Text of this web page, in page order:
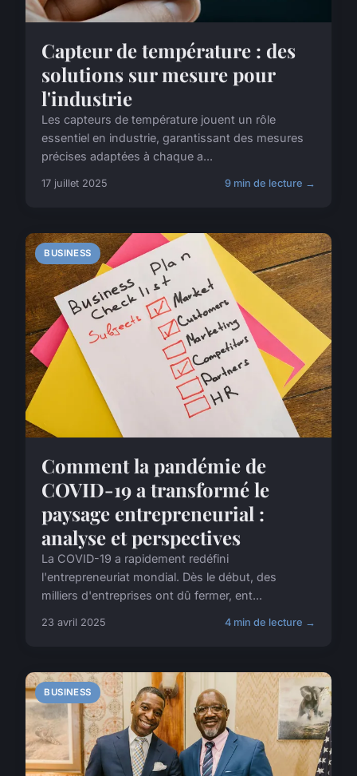
Capteur de température : des
solutions sur mesure pour
l'industrie
Les capteurs de température jouent un rôle
essentiel en industrie, garantissant des mesures
précises adaptées à chaque a...
17 juillet 2025 9 min de lecture →
BUSINESS
Comment la pandémie de
COVID-19 a transformé le
paysage entrepreneurial :
analyse et perspectives
La COVID-19 a rapidement redéfini
l'entrepreneuriat mondial. Dès le début, des
milliers d'entreprises ont dû fermer, ent...
23 avril 2025 4 min de lecture →
BUSINESS